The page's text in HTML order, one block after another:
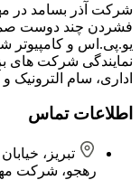
فشردن ‌چند دوست
یو.پی.اس و کامپیوتر
نمایندگی شرکت های
اداری، سام الترونیک
اطلاعات تماس
تبریز،
رهجو، شرکت